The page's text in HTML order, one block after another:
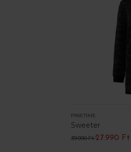
PINETIME
Sweeter
39.990 Ft27.990 Ft